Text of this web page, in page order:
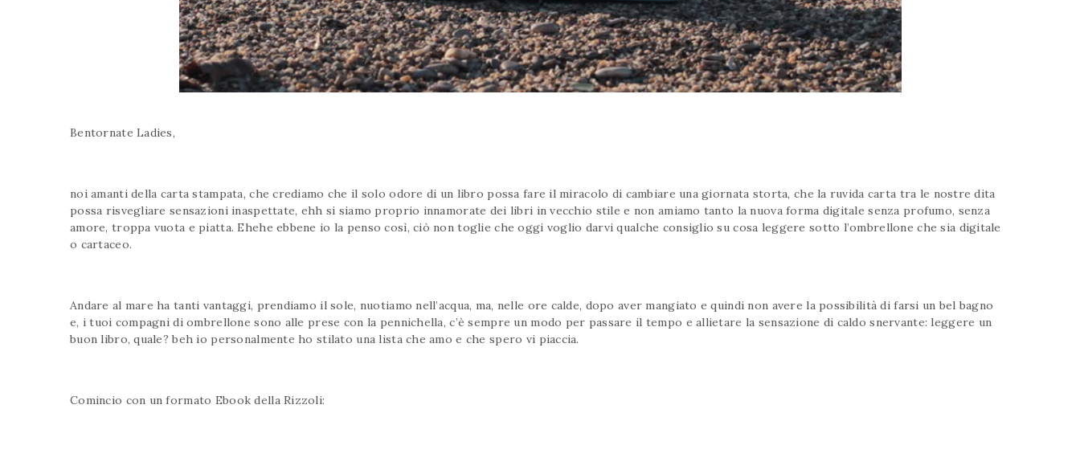
Bentornate Ladies,
noi amanti della carta stampata, che crediamo che il solo odore di un libro possa fare il miracolo di cambiare una giornata storta, che la ruvida carta tra le nostre dita
possa risvegliare sensazioni inaspettate, ehh si siamo proprio innamorate dei libri in vecchio stile e non amiamo tanto la nuova forma digitale senza profumo, senza
amore, troppa vuota e piatta. Ehehe ebbene io la penso così, ciò non toglie che oggi voglio darvi qualche consiglio su cosa leggere sotto l’ombrellone che sia digitale
o cartaceo.
Andare al mare ha tanti vantaggi, prendiamo il sole, nuotiamo nell’acqua, ma, nelle ore calde, dopo aver mangiato e quindi non avere la possibilità di farsi un bel bagno
e, i tuoi compagni di ombrellone sono alle prese con la pennichella, c’è sempre un modo per passare il tempo e allietare la sensazione di caldo snervante: leggere un
buon libro, quale? beh io personalmente ho stilato una lista che amo e che spero vi piaccia.
Comincio con un formato Ebook della Rizzoli: